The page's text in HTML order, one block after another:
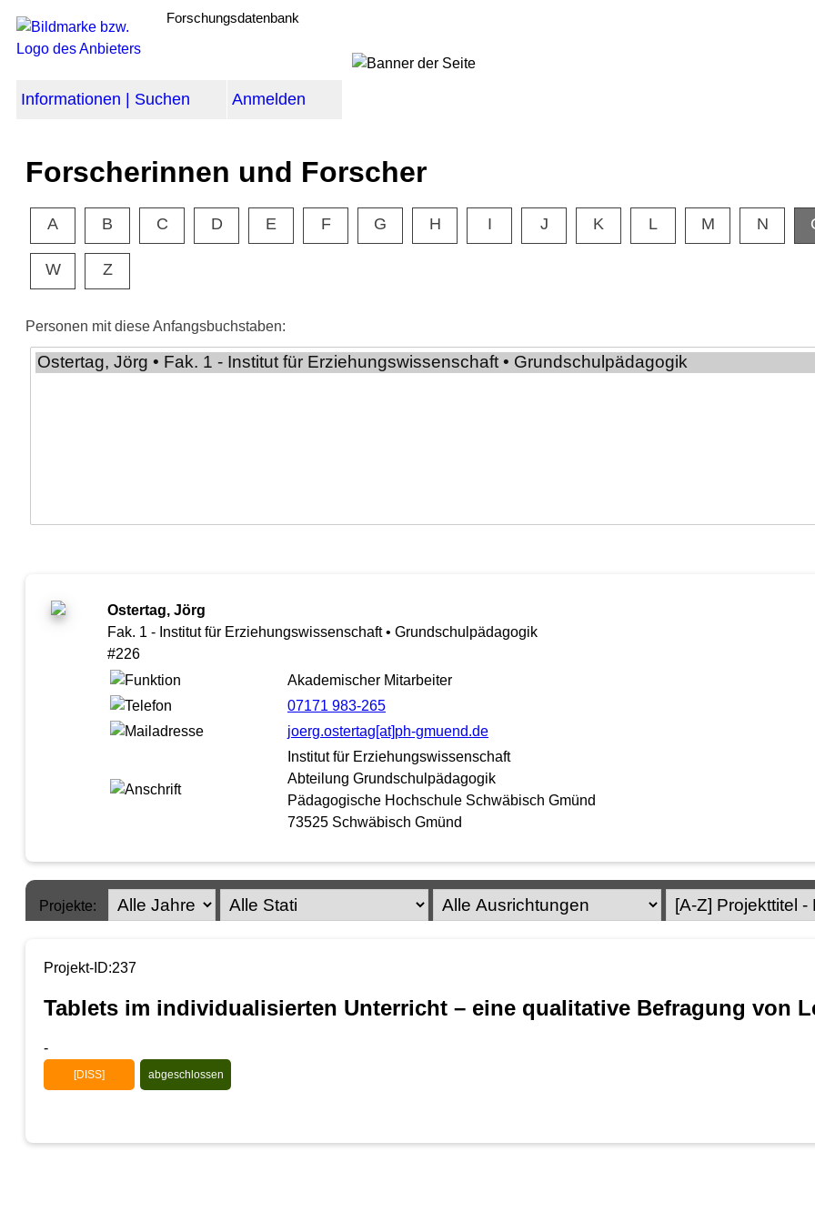
Forschungsdatenbank
Informationen | Suchen Anmelden
Forscherinnen und Forscher
A B C D E F G H I J K L M N
W Z
Personen mit diese Anfangsbuchstaben:
Ostertag, Jörg
Fak. 1 - Institut für Erziehungswissenschaft • Grundschulpädagogik
#226
Akademischer Mitarbeiter
07171 983-265
joerg.ostertag[at]ph-gmuend.de
Institut für Erziehungswissenschaft
Abteilung Grundschulpädagogik
Pädagogische Hochschule Schwäbisch Gmünd
73525 Schwäbisch Gmünd
Projekte:
Projekt-ID:237
Tablets im individualisierten Unterricht – eine qualitative Befragung von
-
[DISS] abgeschlossen